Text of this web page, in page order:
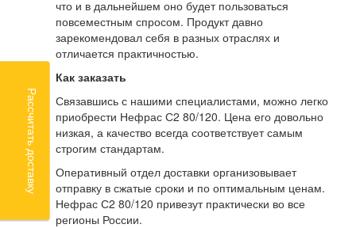
что и в дальнейшем оно будет пользоваться
повсеместным спросом. Продукт давно
зарекомендовал себя в разных отраслях и
отличается практичностью.
Как заказать
Связавшись с нашими специалистами, можно легко
приобрести Нефрас С2 80/120. Цена его довольно
низкая, а качество всегда соответствует самым
строгим стандартам.
Оперативный отдел доставки организовывает
отправку в сжатые сроки и по оптимальным ценам.
Нефрас С2 80/120 привезут практически во все
регионы России.
Рассчитать доставку